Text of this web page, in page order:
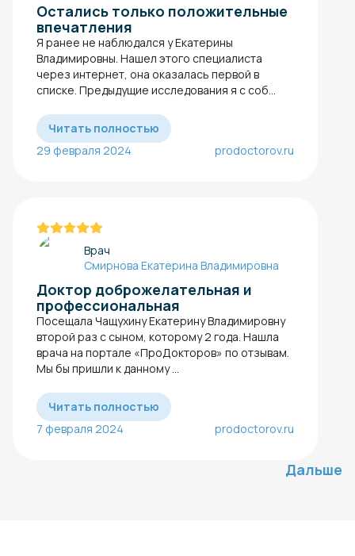
Остались только положительные
впечатления
Я ранее не наблюдался у Екатерины
Владимировны. Нашел этого специалиста
через интернет, она оказалась первой в
списке. Предыдущие исследования я с соб...
Читать полностью
29 февраля 2024
prodoctorov.ru
Врач
Смирнова Екатерина Владимировна
Доктор доброжелательная и
профессиональная
Посещала Чащухину Екатерину Владимировну
второй раз с сыном, которому 2 года. Нашла
врача на портале «ПроДокторов» по отзывам.
Мы бы пришли к данному ...
Читать полностью
7 февраля 2024
prodoctorov.ru
Дальше